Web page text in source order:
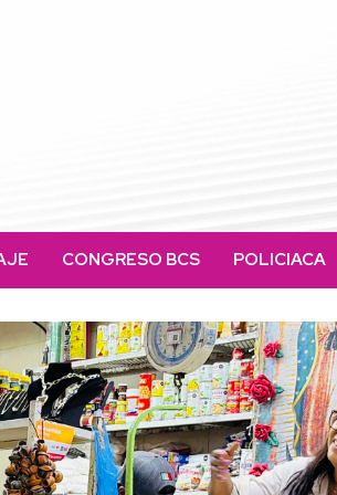
CONGRESO BCS POLICIACA